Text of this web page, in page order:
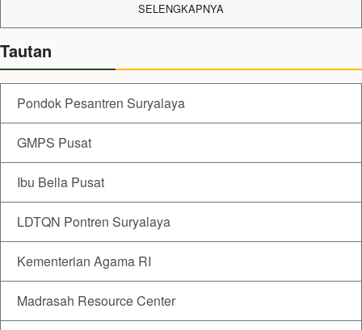
SELENGKAPNYA
Tautan
Pondok Pesantren Suryalaya
GMPS Pusat
Ibu Bella Pusat
LDTQN Pontren Suryalaya
Kementerian Agama RI
Madrasah Resource Center